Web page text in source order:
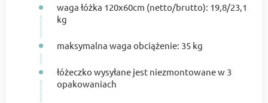
waga łóżka 120x60cm (netto/brutto): 19,8/23,1
kg
maksymalna waga obciążenie: 35 kg
łóżeczko wysyłane jest niezmontowane w 3
opakowaniach